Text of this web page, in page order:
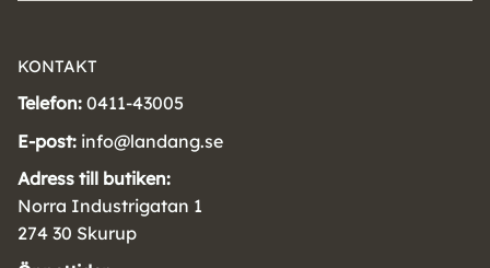
KONTAKT
Telefon: 0411-43005
E-post: info@landang.se
Adress till butiken:
Norra Industrigatan 1
274 30 Skurup